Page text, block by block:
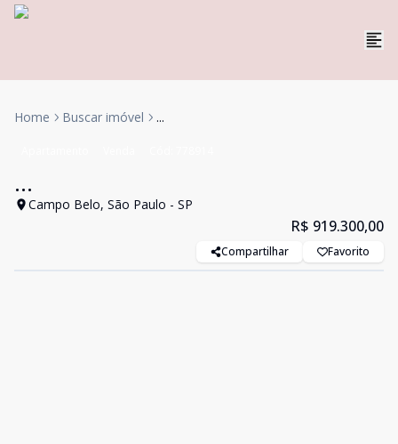
Home Buscar imóvel ...
...
Campo Belo, São Paulo - SP
R$ 919.300,00
Compartilhar Favorito